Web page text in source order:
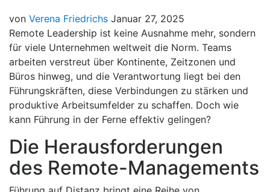
von Verena Friedrichs Januar 27, 2025
Remote Leadership ist keine Ausnahme mehr, sondern
für viele Unternehmen weltweit die Norm. Teams
arbeiten verstreut über Kontinente, Zeitzonen und
Büros hinweg, und die Verantwortung liegt bei den
Führungskräften, diese Verbindungen zu stärken und
produktive Arbeitsumfelder zu schaffen. Doch wie
kann Führung in der Ferne effektiv gelingen?
Die Herausforderungen
des Remote-Managements